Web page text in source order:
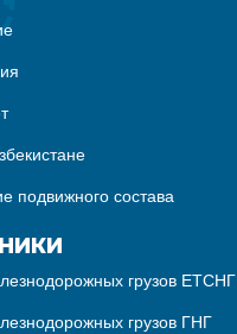
подвижного состава
грузов ЕТСНГ
грузов ГНГ